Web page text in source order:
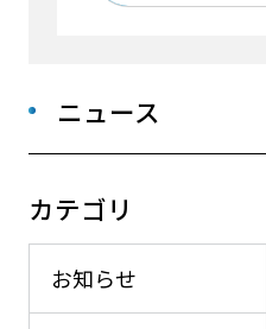
ニュース
カテゴリ
お知らせ